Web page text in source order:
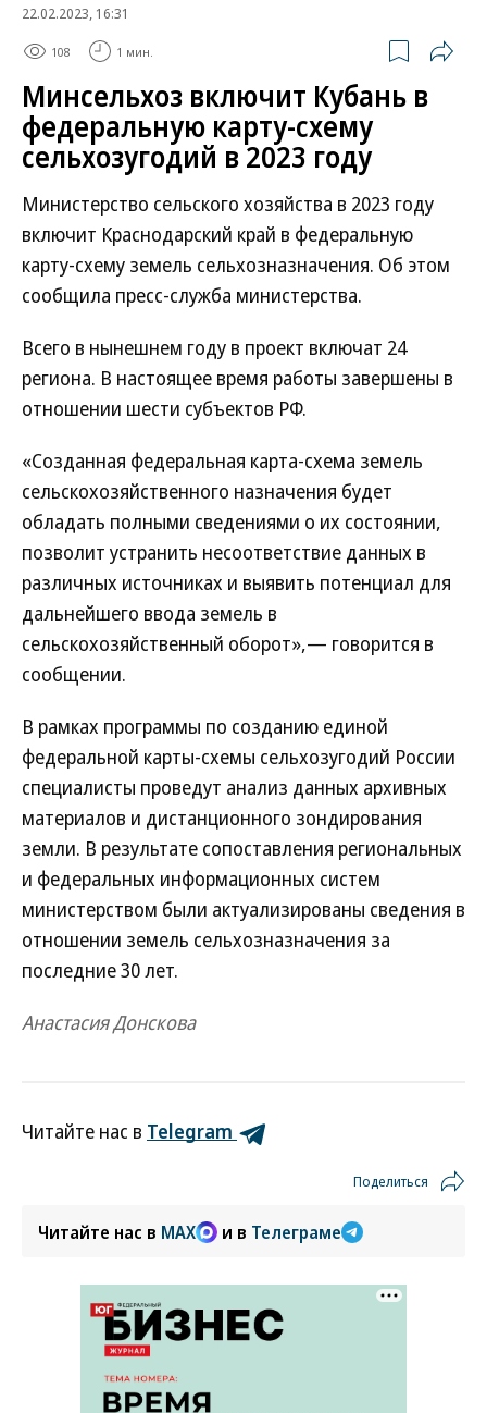
22.02.2023, 16:31
108 1 мин.
Минсельхоз включит Кубань в
федеральную карту-схему
сельхозугодий в 2023 году
Министерство сельского хозяйства в 2023 году
включит Краснодарский край в федеральную
карту-схему земель сельхозназначения. Об этом
сообщила пресс-служба министерства.
Всего в нынешнем году в проект включат 24
региона. В настоящее время работы завершены в
отношении шести субъектов РФ.
«Созданная федеральная карта-схема земель
сельскохозяйственного назначения будет
обладать полными сведениями о их состоянии,
позволит устранить несоответствие данных в
различных источниках и выявить потенциал для
дальнейшего ввода земель в
сельскохозяйственный оборот»,— говорится в
сообщении.
В рамках программы по созданию единой
федеральной карты-схемы сельхозугодий России
специалисты проведут анализ данных архивных
материалов и дистанционного зондирования
земли. В результате сопоставления региональных
и федеральных информационных систем
министерством были актуализированы сведения в
отношении земель сельхозназначения за
последние 30 лет.
Анастасия Донскова
Читайте нас в Telegram
Поделиться
Читайте нас в MAX и в Телеграме